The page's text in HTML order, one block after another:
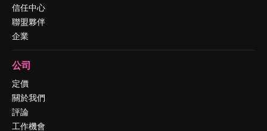
信任中心
聯盟夥伴
企業
公司
定價
關於我們
評論
工作機會